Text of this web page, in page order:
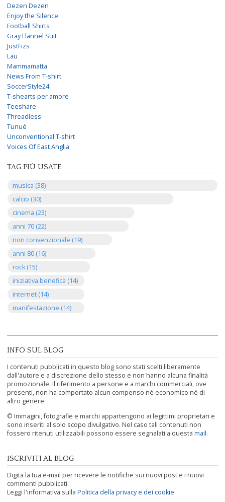
Dezen Dezen
Enjoy the Silence
Football Shirts
Gray Flannel Suit
JustFizs
Lau
Mammamatta
News From T-shirt
SoccerStyle24
T-shearts per amore
Teeshare
Threadless
Tunué
Unconventional T-shirt
Voices Of East Anglia
TAG PIÙ USATE
musica (38)
calcio (30)
cinema (23)
anni 70 (22)
non convenzionale (19)
anni 80 (16)
rock (15)
iniziativa benefica (14)
internet (14)
manifestazione (14)
INFO SUL BLOG
I contenuti pubblicati in questo blog sono stati scelti liberamente
dall'autore e a discrezione dello stesso e non hanno alcuna finalità
promozionale. Il riferimento a persone e a marchi commerciali, ove
presenti, non ha comportato alcun compenso né economico né di
altro genere.
© Immagini, fotografie e marchi appartengono ai legittimi proprietari e
sono inseriti al solo scopo divulgativo. Nel caso tali contenuti non
fossero ritenuti utilizzabili possono essere segnalati a questa mail.
ISCRIVITI AL BLOG
Digita la tua e-mail per ricevere le notifiche sui nuovi post e i nuovi
commenti pubblicati.
Leggi l'informativa sulla Politica della privacy e dei cookie